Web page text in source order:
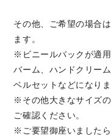
その他、ご希望の場合
ます。
※ビニールバックが適
バーム、ハンドクリー
ベルセットなどになりま
※その他大きなサイズ
ご確認ください。
※ご要望御座いました